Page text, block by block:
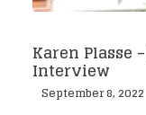
Karen Plasse
Interview
September 8, 2022